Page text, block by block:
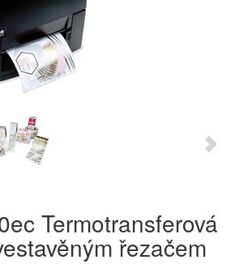
Termotransferová
řezačem